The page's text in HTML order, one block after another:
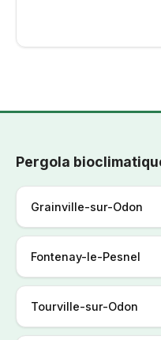
Pergola
Grainville-sur-Odon
Fontenay-le-Pesnel
Tourville-sur-Odon